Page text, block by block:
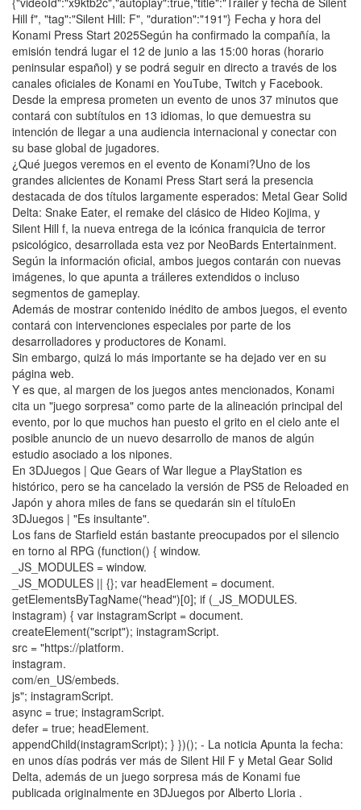
Hill f", "tag":"Silent Hill: F", "duration":"191"} Fecha y hora del
Konami Press Start 2025Según ha confirmado la compañía, la
emisión tendrá lugar el 12 de junio a las 15:00 horas (horario
peninsular español) y se podrá seguir en directo a través de los
canales oficiales de Konami en YouTube, Twitch y Facebook.
Desde la empresa prometen un evento de unos 37 minutos que
contará con subtítulos en 13 idiomas, lo que demuestra su
intención de llegar a una audiencia internacional y conectar con
su base global de jugadores.
¿Qué juegos veremos en el evento de Konami?Uno de los
grandes alicientes de Konami Press Start será la presencia
destacada de dos títulos largamente esperados: Metal Gear Solid
Delta: Snake Eater, el remake del clásico de Hideo Kojima, y
Silent Hill f, la nueva entrega de la icónica franquicia de terror
psicológico, desarrollada esta vez por NeoBards Entertainment.
Según la información oficial, ambos juegos contarán con nuevas
imágenes, lo que apunta a tráileres extendidos o incluso
segmentos de gameplay.
Además de mostrar contenido inédito de ambos juegos, el evento
contará con intervenciones especiales por parte de los
desarrolladores y productores de Konami.
Sin embargo, quizá lo más importante se ha dejado ver en su
página web.
Y es que, al margen de los juegos antes mencionados, Konami
cita un "juego sorpresa" como parte de la alineación principal del
evento, por lo que muchos han puesto el grito en el cielo ante el
posible anuncio de un nuevo desarrollo de manos de algún
estudio asociado a los nipones.
En 3DJuegos | Que Gears of War llegue a PlayStation es
histórico, pero se ha cancelado la versión de PS5 de Reloaded en
Japón y ahora miles de fans se quedarán sin el títuloEn
3DJuegos | "Es insultante".
Los fans de Starfield están bastante preocupados por el silencio
en torno al RPG (function() { window.
_JS_MODULES = window.
_JS_MODULES || {}; var headElement = document.
getElementsByTagName("head")[0]; if (_JS_MODULES.
instagram) { var instagramScript = document.
createElement("script"); instagramScript.
src = "https://platform.
instagram.
com/en_US/embeds.
js"; instagramScript.
async = true; instagramScript.
defer = true; headElement.
appendChild(instagramScript); } })(); - La noticia Apunta la fecha:
en unos días podrás ver más de Silent Hil F y Metal Gear Solid
Delta, además de un juego sorpresa más de Konami fue
publicada originalmente en 3DJuegos por Alberto Lloria .